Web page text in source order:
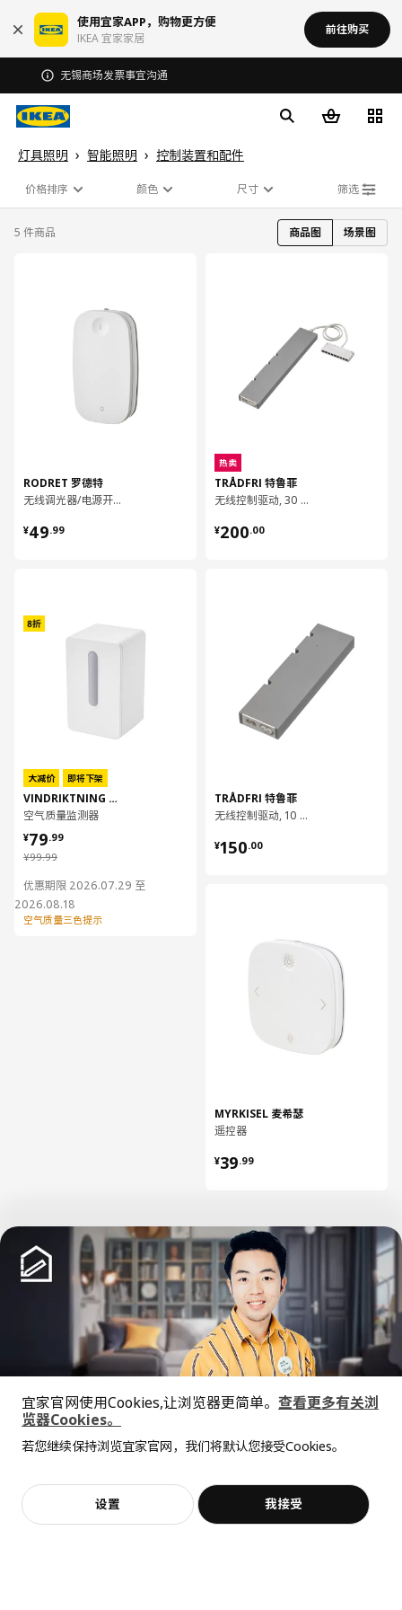
使用宜家APP，购物更方便
IKEA 宜家家居
前往购买
无锡商场发票事宜沟通
灯具照明 智能照明 控制装置和配件
价格排序 颜色 尺寸 筛选
5 件商品 商品图 场景图
RODRET 罗德特
无线调光器/电源开关
¥49.99
¥ 49.99
大减价 即将下架
VINDRIKTNING 温迪宁
空气质量监测器
¥99.99
¥ 99.99
¥79.99
¥ 79.99
优惠期限 2026.07.29 至
2026.08.18
空气质量三色提示
热卖
TRÅDFRI 特鲁菲
无线控制驱动, 30 瓦特
¥200.00
¥ 200.00
TRÅDFRI 特鲁菲
无线控制驱动, 10 瓦特
¥150.00
¥ 150.00
MYRKISEL 麦希瑟
遥控器
¥39.99
¥ 39.99
已经到底啦！
中文 English
© Inter IKEA Systems B.V. 1999-2026
上海工商
沪公网安备 31010402001069号
沪ICP 备17055232 号
价格透明，设计专业，现货供应
不，谢谢 立即预约
宜家官网使用Cookies,让浏览器更简单。 查看更多有关浏
览器Cookies。
若您继续保持浏览宜家官网，我们将默认您接受Cookies。
设置 我接受